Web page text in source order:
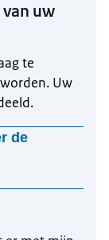
uw
te
Uw
de